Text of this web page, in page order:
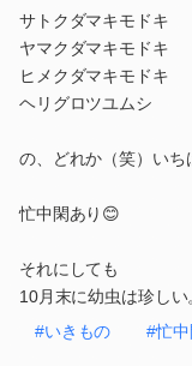
サトクダマキモドキ
ヤマクダマキモドキ
ヒメクダマキモドキ
ヘリグロツユムシ
の、どれか（笑）いち
忙中閑あり😊
それにしても
10月末に幼虫は珍しい
#いきもの
#忙中